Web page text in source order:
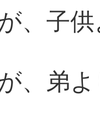
、子供
、弟よ